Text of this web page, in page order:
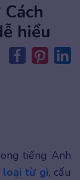
hiểu
tiếng Anh
từ gì, cấu